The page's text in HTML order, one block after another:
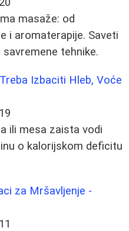
masaže: od
i aromaterapije. Saveti
tehnike.
Izbaciti Hleb, Voće
ili mesa zaista vodi
o kalorijskom deficitu
za Mršavljenje -